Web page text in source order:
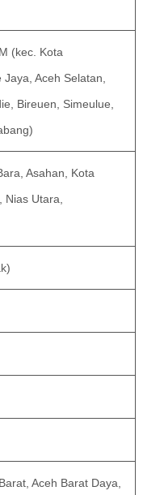
(kec. Kota
Aceh Selatan,
Bireuen, Simeulue,
Asahan, Kota
Utara,
Aceh Barat Daya,